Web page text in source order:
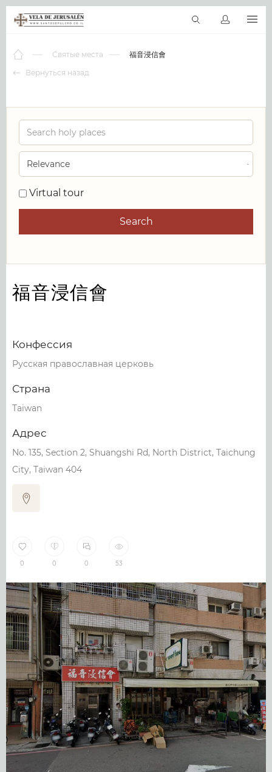
Виртуальные туры
RU
Вернуться назад
Святые места 福音浸信會
Virtual tour
Search
福音浸信會
Конфессия
Русская православная церковь
Страна
Taiwan
Адрес
No. 135, Section 2, Shuangshi Rd, North District, Taichung
City, Taiwan 404
0 0 0 53